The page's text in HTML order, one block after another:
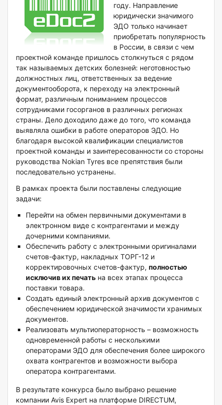
году. Направление
юридически значимого
ЭДО только начинает
приобретать популярность
в России, в связи с чем
проектной команде пришлось столкнуться с рядом
так называемых детских болезней: неготовностью
должностных лиц, ответственных за ведение
документооборота, к переходу на электронный
формат, различным пониманием процессов
сотрудниками госорганов в различных регионах
страны. Дело доходило даже до того, что команда
выявляла ошибки в работе операторов ЭДО. Но
благодаря высокой квалификации специалистов
проектной команды и заинтересованности со стороны
руководства Nokian Tyres все препятствия были
последовательно устранены.
В рамках проекта были поставлены следующие
задачи:
Перейти на обмен первичными документами в
электронном виде с контрагентами и между
дочерними компаниями.
Обеспечить работу с электронными оригиналами
счетов-фактур, накладных ТОРГ-12 и
корректировочных счетов-фактур, полностью
исключив их печать на всех этапах процесса
поставки товара.
Создать единый электронный архив документов с
обеспечением юридической значимости хранимых
документов.
Реализовать мультиоператорность – возможность
одновременной работы с несколькими
операторами ЭДО для обеспечения более широкого
охвата контрагентов и возможности выбора
оператора контрагентами.
В результате конкурса было выбрано решение
компании Avis Expert на платформе DIRECTUM,